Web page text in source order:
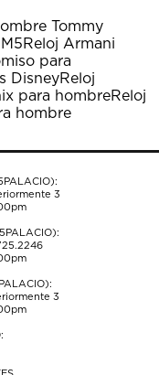
Tommy
Reloj Armani
para
DisneyReloj
para hombreReloj
hombre
3
3